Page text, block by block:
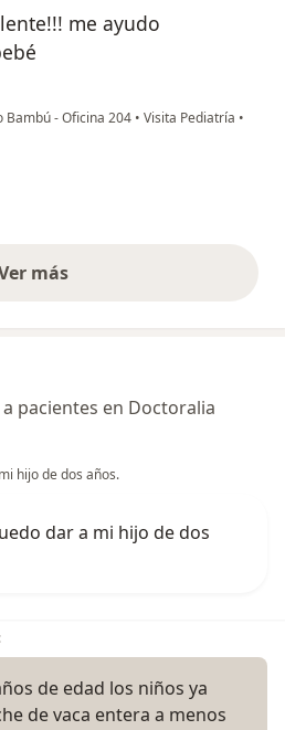
me ayudo
Bambú - Oficina 204 • Visita Pediatría •
más
opiniones anteriores
pacientes en Doctoralia
hijo de dos años.
dar a mi hijo de dos
de edad los niños ya
de vaca entera a menos